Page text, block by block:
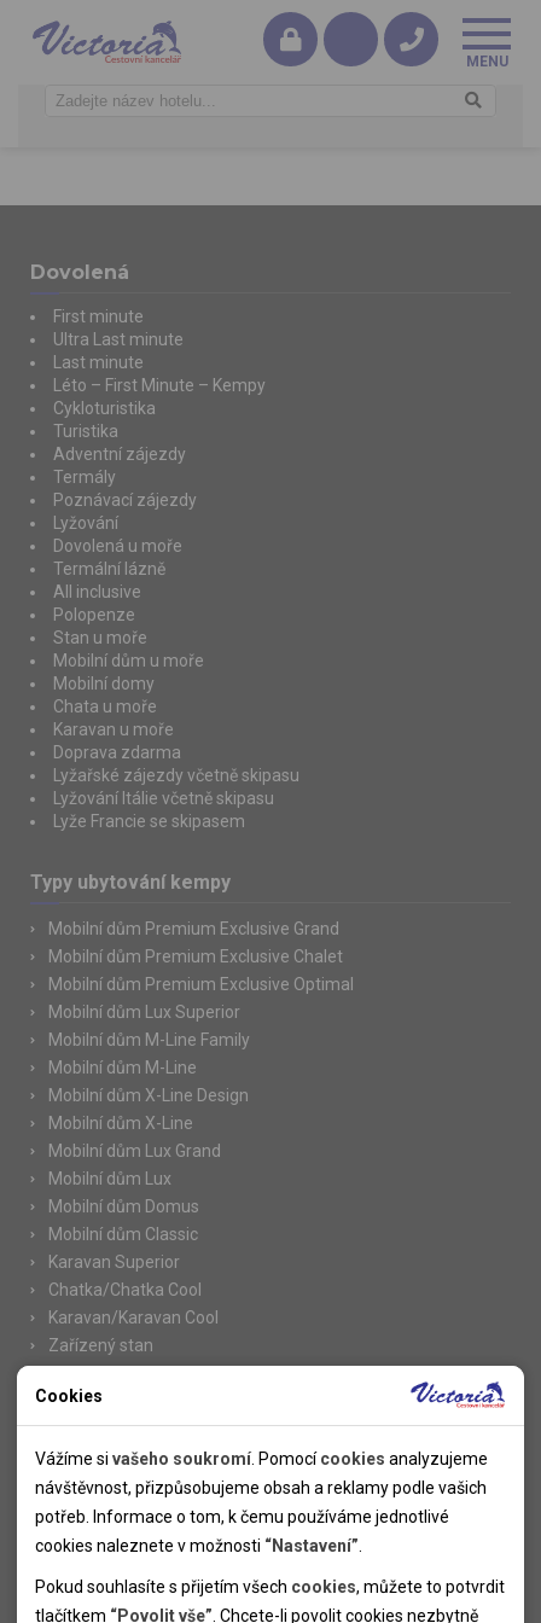
Dovolená
First minute
Ultra Last minute
Last minute
Léto – First Minute – Kempy
Cykloturistika
Turistika
Adventní zájezdy
Termály
Poznávací zájezdy
Lyžování
Dovolená u moře
Termální lázně
All inclusive
Polopenze
Stan u moře
Mobilní dům u moře
Mobilní domy
Chata u moře
Karavan u moře
Doprava zdarma
Lyžařské zájezdy včetně skipasu
Lyžování Itálie včetně skipasu
Lyže Francie se skipasem
Typy ubytování kempy
Mobilní dům Premium Exclusive Grand
Mobilní dům Premium Exclusive Chalet
Mobilní dům Premium Exclusive Optimal
Mobilní dům Lux Superior
Mobilní dům M-Line Family
Mobilní dům M-Line
Mobilní dům X-Line Design
Mobilní dům X-Line
Mobilní dům Lux Grand
Mobilní dům Lux
Mobilní dům Domus
Mobilní dům Classic
Karavan Superior
Chatka/Chatka Cool
Karavan/Karavan Cool
Zařízený stan
Informace
Novinky
Kolektivy
SUPER FIRST MINUTE
Informace k letním pobytům
Informace o letecké dopravě
Cookies
Vážíme si vašeho soukromí . Pomocícookies analyzujeme
návštěvnost, přizpůsobujeme obsah a reklamy podle vašich
potřeb. Informace o tom, k čemu používáme jednotlivé
cookies naleznete v možnosti “Nastavení”
Pokud souhlasíte s přijetím všech cookies, můžete to potvrdit
tlačítkem “Povolit vše” . Chcete-li povolit cookies nezbytně
Nutné cookies pomáhají, aby byla webová stránka použitelná
tak, že umožní základní funkce jako navigace stránky a
přístup k zabezpečeným sekcím webové stránky. Webová
stránka nemůže správně fungovat bez těchto cookies.
Analytické cookies